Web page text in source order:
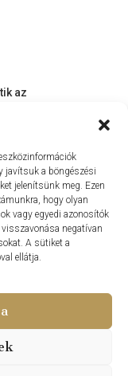
javítsuk a böngészési
jelenítsünk meg. Ezen
hogy olyan
vagy egyedi azonosítók
negatívan
A sütiket a
ellátja.
az
VEVŐI
2024 –